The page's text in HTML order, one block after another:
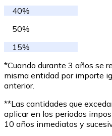
40%
50%
15%
*Cuando durante 3 años se
misma entidad por importe
anterior.
**Las cantidades que
aplicar en los periodos
10 años inmediatos y